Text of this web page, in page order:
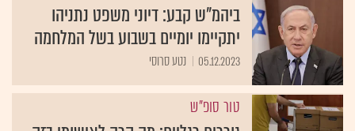
ביהמ"ש קבע: דיוני משפט נתניהו
יתקיימו יומיים בשבוע בשל המלחמה
05.12.2023 נטע סרוסי
טור סופ"ש